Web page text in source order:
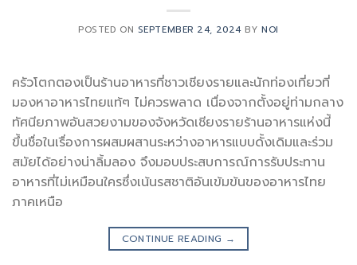
POSTED ON SEPTEMBER 24, 2024 BYNOI
ครัวโตกตองเป็นร้านอาหารที่ชาวเชียงรายและนักท่องเที่ยวที่
มองหาอาหารไทยแท้ๆ ไม่ควรพลาด เนื่องจากตั้งอยู่ท่ามกลาง
ทัศนียภาพอันสวยงามของจังหวัดเชียงรายร้านอาหารแห่งนี้
ขึ้นชื่อในเรื่องการผสมผสานระหว่างอาหารแบบดั้งเดิมและร่วม
สมัยได้อย่างน่าลิ้มลอง จึงมอบประสบการณ์การรับประทาน
อาหารที่ไม่เหมือนใครซึ่งเน้นรสชาติอันเข้มข้นของอาหารไทย
ภาคเหนือ
CONTINUE READING →